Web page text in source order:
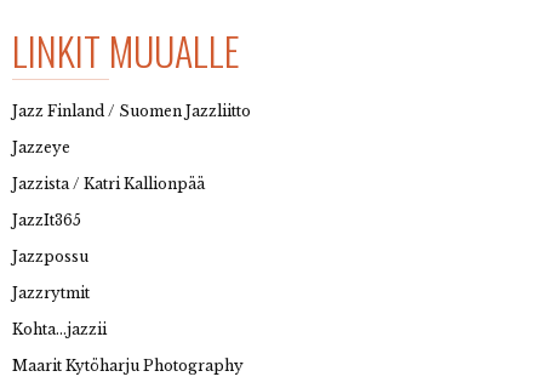
LINKIT MUUALLE
Jazz Finland / Suomen Jazzliitto
Jazzeye
Jazzista / Katri Kallionpää
JazzIt365
Jazzpossu
Jazzrytmit
Kohta…jazzii
Maarit Kytöharju Photography